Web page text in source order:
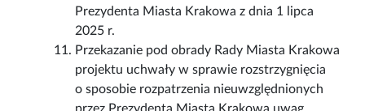
Prezydenta Miasta Krakowa z dnia 1 lipca
2025 r.
Przekazanie pod obrady Rady Miasta Krakowa
projektu uchwały w sprawie rozstrzygnięcia
o sposobie rozpatrzenia nieuwzględnionych